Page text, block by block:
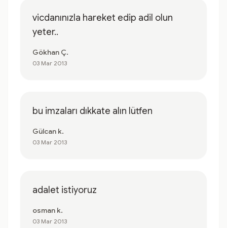
vicdanınızla hareket edip adil olun
yeter..
Gökhan Ç.
03 Mar 2013
bu imzaları dıkkate alın lütfen
Gülcan k.
03 Mar 2013
adalet istiyoruz
osman k.
03 Mar 2013